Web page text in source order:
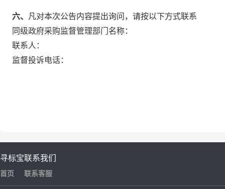
六、
凡对本次公告内容提出询问，请按以下方式联系
同级政府采购监督管理部门名称：
联系人：
监督投诉电话：
寻标宝
首页
联系我们
联系客服